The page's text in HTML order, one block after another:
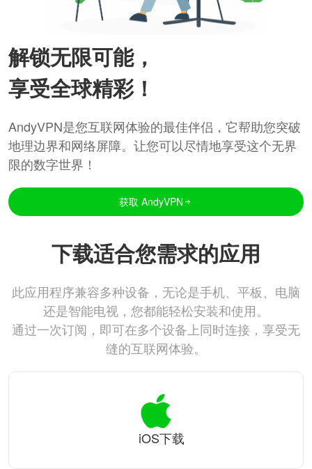
解锁无限可能，
享受全球精彩！
AndyVPN是您互联网体验的最佳伴侣，它帮助您突破
地理边界和网络屏障。让您可以尽情地享受这个无界
限的数字世界！
获取 AndyVPN
下载适合您需求的应用
此应用程序兼容多种设备，无论是手机、平板、电脑
还是智能电视，您都能轻松安装和使用。
通过一次订阅，即可在多个设备上同时连接，享受无
缝的互联网体验。
iOS下载